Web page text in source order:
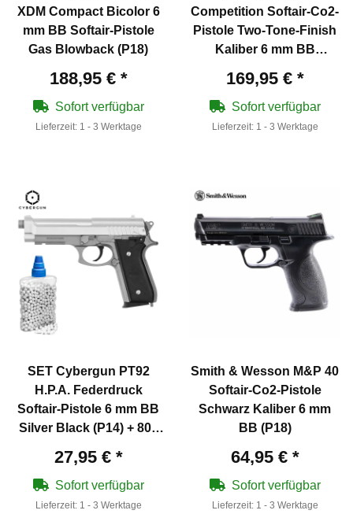
XDM Compact Bicolor 6
mm BB Softair-Pistole
Gas Blowback (P18)
188,95 € *
Sofort verfügbar
Lieferzeit: 1 - 3 Werktage
Competition Softair-Co2-
Pistole Two-Tone-Finish
Kaliber 6 mm BB
169,95 € *
Sofort verfügbar
Lieferzeit: 1 - 3 Werktage
SET Cybergun PT92
H.P.A. Federdruck
Softair-Pistole 6 mm BB
Silver Black (P14) + 800
27,95 € *
Sofort verfügbar
Lieferzeit: 1 - 3 Werktage
Smith & Wesson M&P 40
Softair-Co2-Pistole
Schwarz Kaliber 6 mm
BB (P18)
64,95 € *
Sofort verfügbar
Lieferzeit: 1 - 3 Werktage